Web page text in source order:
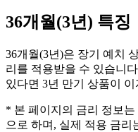
36개월(3년) 특징
36개월(3년)은 장기 예치
리를 적용받을 수 있습니
있다면 3년 만기 상품이
* 본 페이지의 금리 정보
으로 하며, 실제 적용 금리